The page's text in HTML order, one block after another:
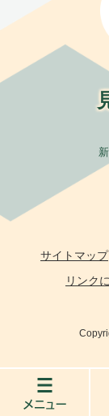
サイトマップ
リンク